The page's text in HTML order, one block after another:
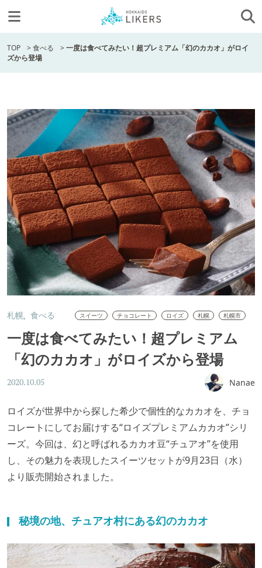
TOP >食べる >一度は食べてみたい！超プレミアム「幻のカカオ」がロイ
ズから登場
札幌 食べる スイーツ チョコレート ロイズ 札幌 札幌市
一度は食べてみたい！超プレミアム
「幻のカカオ」がロイズから登場
2020.10.05 Nanae
ロイズが世界中から探した希少で個性的なカカオを、チョ
コレートにしてお届けする“ロイズプレミアムカカオ”シリ
ーズ。今回は、幻と呼ばれるカカオ豆“チュアオ”を使用
し、その魅力を表現したスイーツセットが9月23日（水）
より販売開始されました。
秘境の地、チュアオ村にある幻のカカオ